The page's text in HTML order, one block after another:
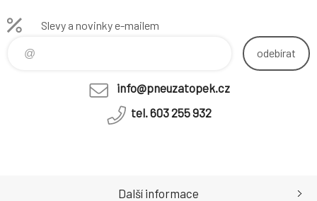
Slevy a novinky e-mailem
odebírat
info@pneuzatopek.cz
tel. 603 255 932
Další informace